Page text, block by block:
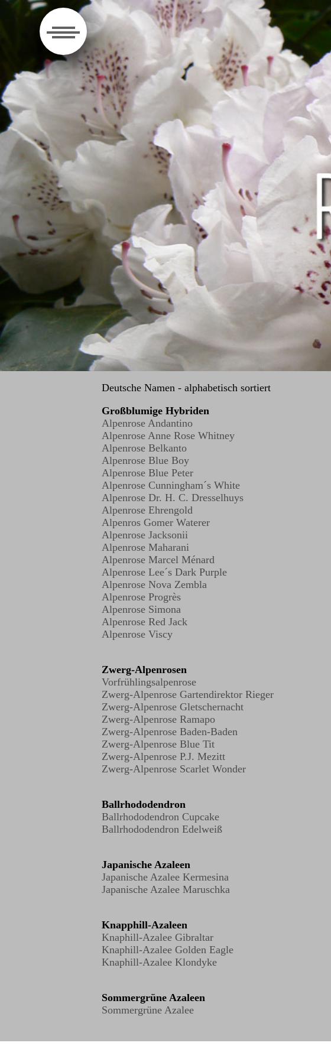
Deutsche Namen - alphabetisch sortiert
Großblumige Hybriden
Alpenrose Andantino
Alpenrose Anne Rose Whitney
Alpenrose Belkanto
Alpenrose Blue Boy
Alpenrose Blue Peter
Alpenrose Cunningham´s White
Alpenrose Dr. H. C. Dresselhuys
Alpenrose Ehrengold
Alpenros Gomer Waterer
Alpenrose Jacksonii
Alpenrose Maharani
Alpenrose Marcel Ménard
Alpenrose Lee´s Dark Purple
Alpenrose Nova Zembla
Alpenrose Progrès
Alpenrose Simona
Alpenrose Red Jack
Alpenrose Viscy
Zwerg-Alpenrosen
Vorfrühlingsalpenrose
Zwerg-Alpenrose Gartendirektor Rieger
Zwerg-Alpenrose Gletschernacht
Zwerg-Alpenrose Ramapo
Zwerg-Alpenrose Baden-Baden
Zwerg-Alpenrose Blue Tit
Zwerg-Alpenrose P.J. Mezitt
Zwerg-Alpenrose Scarlet Wonder
Ballrhododendron
Ballrhododendron Cupcake
Ballrhododendron Edelweiß
Japanische Azaleen
Japanische Azalee Kermesina
Japanische Azalee Maruschka
Knapphill-Azaleen
Knaphill-Azalee Gibraltar
Knaphill-Azalee Golden Eagle
Knaphill-Azalee Klondyke
Sommergrüne Azaleen
Sommergrüne Azalee